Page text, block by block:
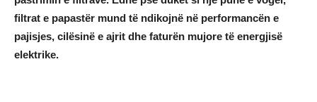
filtrat e papastër mund të ndikojnë në performancën e
pajisjes, cilësinë e ajrit dhe faturën mujore të energjisë
elektrike.